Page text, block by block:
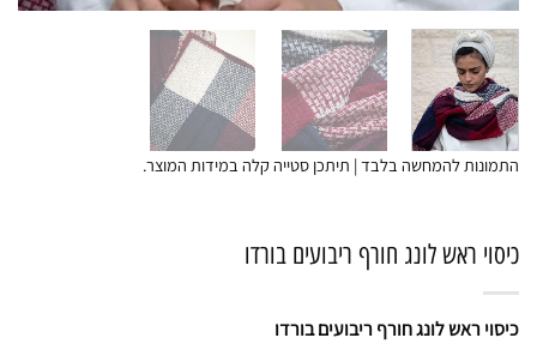
התמונות להמחשה בלבד | תיתכן סטייה קלה במידות המוצר.
כיסוי ראש לונג חורף ריבועים בורדו
כיסוי ראש לונג חורף ריבועים בורדו